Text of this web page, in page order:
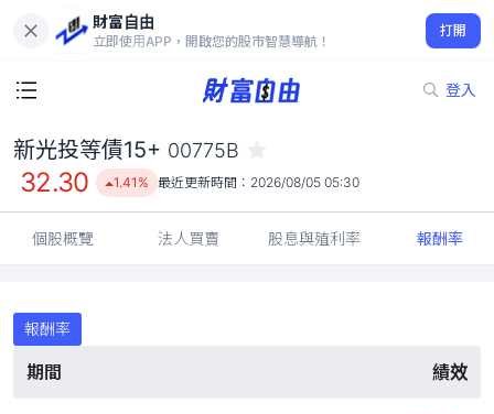
財富自由
立即使用APP，開啟您的股市智慧導航！
打開
登入
32.30
1.41%
新光投等債15+ 00775B
32.30 1.41% 最近更新時間： 2026/08/05 05:30
個股概覽 法人買賣 股息與殖利率 報酬率
報酬率
期間 績效